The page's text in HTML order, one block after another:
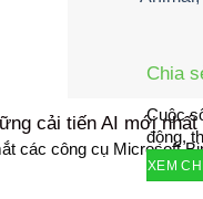
Chia
Cuộc
động,
XEM
cải tiến AI mới
các công cụ Microsoft